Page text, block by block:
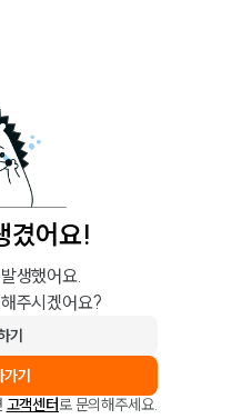
겼어요!
생했어요.
주시겠어요?
기
가기
고객센터로 문의해주세요.